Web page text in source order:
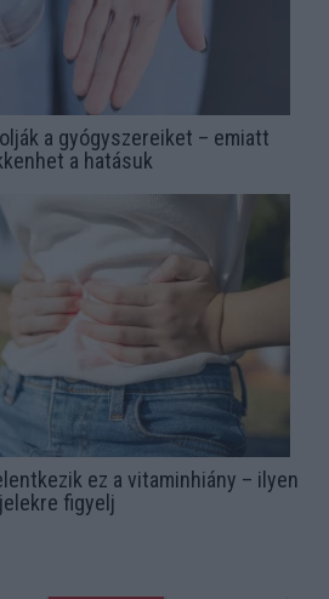
a gyógyszereiket – emiatt
a hatásuk
ez a vitaminhiány – ilyen
jelekre figyelj